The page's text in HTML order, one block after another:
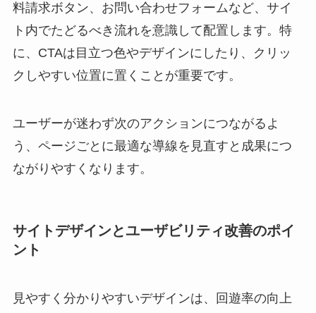
料請求ボタン、お問い合わせフォームなど、サイ
ト内でたどるべき流れを意識して配置します。特
に、CTAは目立つ色やデザインにしたり、クリッ
クしやすい位置に置くことが重要です。
ユーザーが迷わず次のアクションにつながるよ
う、ページごとに最適な導線を見直すと成果につ
ながりやすくなります。
サイトデザインとユーザビリティ改善のポイ
ント
見やすく分かりやすいデザインは、回遊率の向上